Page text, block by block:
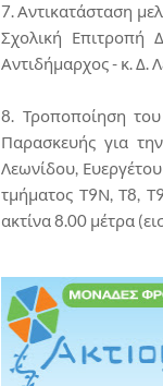
7. Αντικατάσταση
Σχολική Επιτροπή
Αντιδήμαρχος - κ. Δ.
8. Τροποποίηση
Παρασκευής για
Λεωνίδου,
τμήματος Τ9Ν, Τ8,
ακτίνα 8.00 μέτρα